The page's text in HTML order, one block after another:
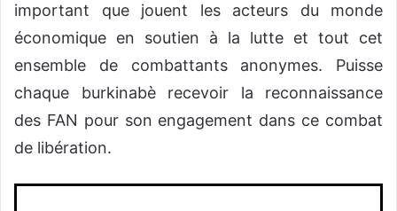
important que jouent les acteurs du monde
économique en soutien à la lutte et tout cet
ensemble de combattants anonymes. Puisse
chaque burkinabè recevoir la reconnaissance
des FAN pour son engagement dans ce combat
de libération.